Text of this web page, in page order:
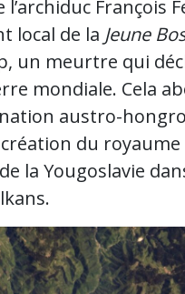
l’archiduc François
local de la Jeune
un meurtre qui
mondiale. Cela
austro-
du royaume
la Yougoslavie